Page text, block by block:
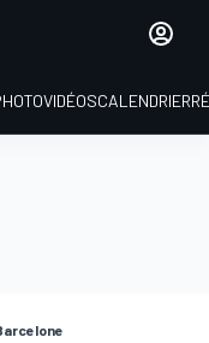
VIDÉOSCALENDRIER